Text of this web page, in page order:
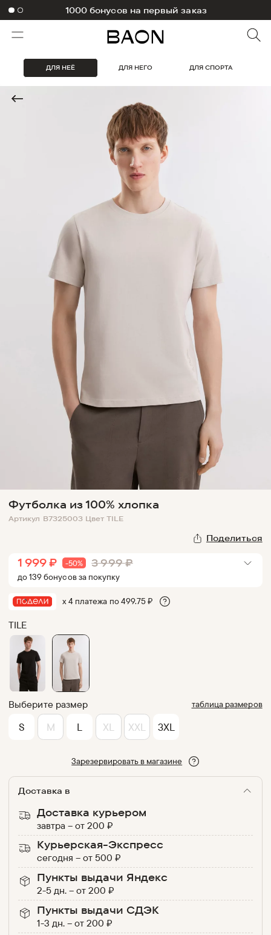
1000 бонусов на первый заказ
ДЛЯ НЕЁ ДЛЯ НЕГО ДЛЯ СПОРТА
Футболка из 100% хлопка
Артикул B7325003 Цвет TILE
Поделиться
1 999 ₽ -50% 3 999 ₽
до139бонусовза покупку
х 4 платежа по499.75₽
TILE
Выберите размер таблица размеров
S M L XL XXL 3XL
Зарезервировать в магазине
Доставка в
Доставка курьером
завтра –от200 ₽
Курьерская-Экспресс
сегодня –от500 ₽
Пункты выдачи Яндекс
2-5 дн. –от200 ₽
Пункты выдачи СДЭК
1-3 дн. –от200 ₽